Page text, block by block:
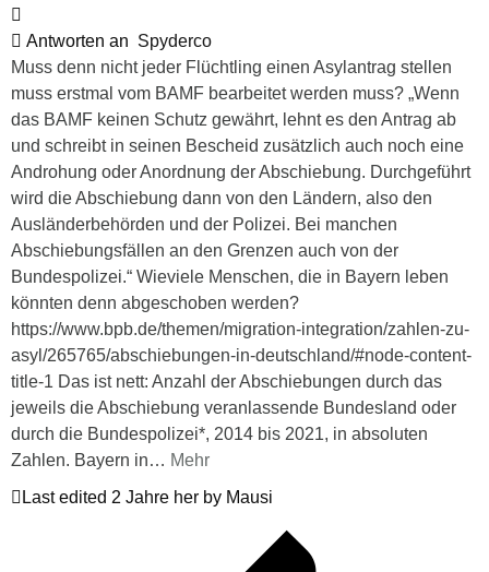
Antworten an Spyderco
Muss denn nicht jeder Flüchtling einen Asylantrag stellen
muss erstmal vom BAMF bearbeitet werden muss? „Wenn
das BAMF keinen Schutz gewährt, lehnt es den Antrag ab
und schreibt in seinen Bescheid zusätzlich auch noch eine
Androhung oder Anordnung der Abschiebung. Durchgeführt
wird die Abschiebung dann von den Ländern, also den
Ausländerbehörden und der Polizei. Bei manchen
Abschiebungsfällen an den Grenzen auch von der
Bundespolizei.“ Wieviele Menschen, die in Bayern leben
könnten denn abgeschoben werden?
https://www.bpb.de/themen/migration-integration/zahlen-zu-
asyl/265765/abschiebungen-in-deutschland/#node-content-
title-1 Das ist nett: Anzahl der Abschiebungen durch das
jeweils die Abschiebung veranlassende Bundesland oder
durch die Bundespolizei*, 2014 bis 2021, in absoluten
Zahlen. Bayern in… Mehr
Last edited 2 Jahre her by Mausi